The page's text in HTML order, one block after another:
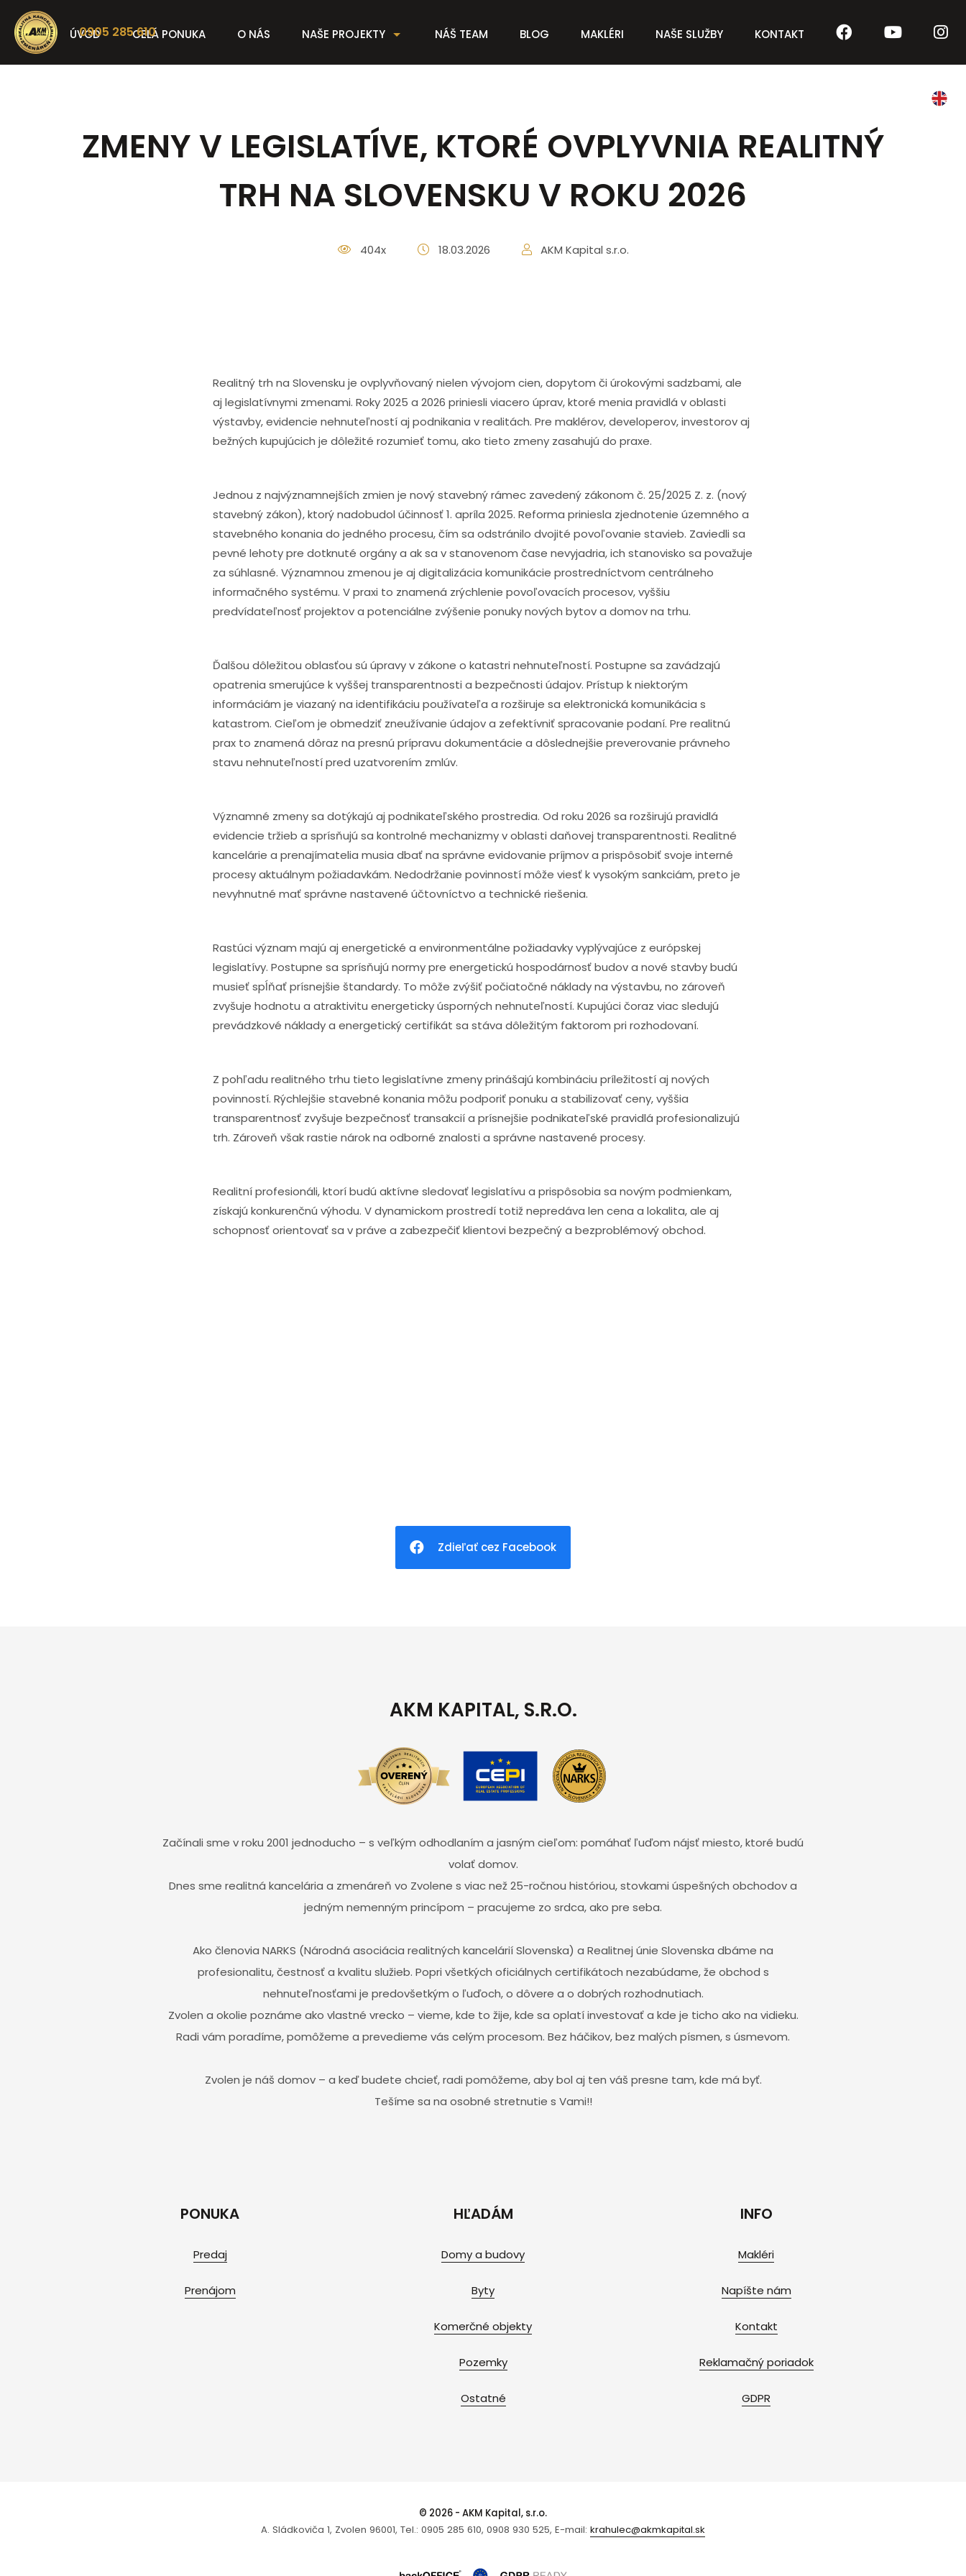
ÚVOD CELÁ PONUKA O NÁS NAŠE PROJEKTY NÁŠ TEAM BLOG MAKLÉRI NAŠE SLUŽBY KONTAKT
0905 285 610
ZMENY V LEGISLATÍVE, KTORÉ OVPLYVNIA REALITNÝ
TRH NA SLOVENSKU V ROKU 2026
404x 18.03.2026 AKM Kapital s.r.o.
Realitný trh na Slovensku je ovplyvňovaný nielen vývojom cien, dopytom či úrokovými sadzbami, ale
aj legislatívnymi zmenami. Roky 2025 a 2026 priniesli viacero úprav, ktoré menia pravidlá v oblasti
výstavby, evidencie nehnuteľností aj podnikania v realitách. Pre maklérov, developerov, investorov aj
bežných kupujúcich je dôležité rozumieť tomu, ako tieto zmeny zasahujú do praxe.
Jednou z najvýznamnejších zmien je nový stavebný rámec zavedený zákonom č. 25/2025 Z. z. (nový
stavebný zákon), ktorý nadobudol účinnosť 1. apríla 2025. Reforma priniesla zjednotenie územného a
stavebného konania do jedného procesu, čím sa odstránilo dvojité povoľovanie stavieb. Zaviedli sa
pevné lehoty pre dotknuté orgány a ak sa v stanovenom čase nevyjadria, ich stanovisko sa považuje
za súhlasné. Významnou zmenou je aj digitalizácia komunikácie prostredníctvom centrálneho
informačného systému. V praxi to znamená zrýchlenie povoľovacích procesov, vyššiu
predvídateľnosť projektov a potenciálne zvýšenie ponuky nových bytov a domov na trhu.
Ďalšou dôležitou oblasťou sú úpravy v zákone o katastri nehnuteľností. Postupne sa zavádzajú
opatrenia smerujúce k vyššej transparentnosti a bezpečnosti údajov. Prístup k niektorým
informáciám je viazaný na identifikáciu používateľa a rozširuje sa elektronická komunikácia s
katastrom. Cieľom je obmedziť zneužívanie údajov a zefektívniť spracovanie podaní. Pre realitnú
prax to znamená dôraz na presnú prípravu dokumentácie a dôslednejšie preverovanie právneho
stavu nehnuteľností pred uzatvorením zmlúv.
Významné zmeny sa dotýkajú aj podnikateľského prostredia. Od roku 2026 sa rozširujú pravidlá
evidencie tržieb a sprísňujú sa kontrolné mechanizmy v oblasti daňovej transparentnosti. Realitné
kancelárie a prenajímatelia musia dbať na správne evidovanie príjmov a prispôsobiť svoje interné
procesy aktuálnym požiadavkám. Nedodržanie povinností môže viesť k vysokým sankciám, preto je
nevyhnutné mať správne nastavené účtovníctvo a technické riešenia.
Rastúci význam majú aj energetické a environmentálne požiadavky vyplývajúce z európskej
legislatívy. Postupne sa sprísňujú normy pre energetickú hospodárnosť budov a nové stavby budú
musieť spĺňať prísnejšie štandardy. To môže zvýšiť počiatočné náklady na výstavbu, no zároveň
zvyšuje hodnotu a atraktivitu energeticky úsporných nehnuteľností. Kupujúci čoraz viac sledujú
prevádzkové náklady a energetický certifikát sa stáva dôležitým faktorom pri rozhodovaní.
Z pohľadu realitného trhu tieto legislatívne zmeny prinášajú kombináciu príležitostí aj nových
povinností. Rýchlejšie stavebné konania môžu podporiť ponuku a stabilizovať ceny, vyššia
transparentnosť zvyšuje bezpečnosť transakcií a prísnejšie podnikateľské pravidlá profesionalizujú
trh. Zároveň však rastie nárok na odborné znalosti a správne nastavené procesy.
Realitní profesionáli, ktorí budú aktívne sledovať legislatívu a prispôsobia sa novým podmienkam,
získajú konkurenčnú výhodu. V dynamickom prostredí totiž nepredáva len cena a lokalita, ale aj
schopnosť orientovať sa v práve a zabezpečiť klientovi bezpečný a bezproblémový obchod.
Zdieľať cez Facebook
AKM KAPITAL, S.R.O.
Začínali sme v roku 2001 jednoducho – s veľkým odhodlaním a jasným cieľom: pomáhať ľuďom nájsť miesto, ktoré budú
volať domov.
Dnes sme realitná kancelária a zmenáreň vo Zvolene s viac než 25-ročnou históriou, stovkami úspešných obchodov a
jedným nemenným princípom – pracujeme zo srdca, ako pre seba.
Ako členovia NARKS (Národná asociácia realitných kancelárií Slovenska) a Realitnej únie Slovenska dbáme na
profesionalitu, čestnosť a kvalitu služieb. Popri všetkých oficiálnych certifikátoch nezabúdame, že obchod s
nehnuteľnosťami je predovšetkým o ľuďoch, o dôvere a o dobrých rozhodnutiach.
Zvolen a okolie poznáme ako vlastné vrecko – vieme, kde to žije, kde sa oplatí investovať a kde je ticho ako na vidieku.
Radi vám poradíme, pomôžeme a prevedieme vás celým procesom. Bez háčikov, bez malých písmen, s úsmevom.
Zvolen je náš domov – a keď budete chcieť, radi pomôžeme, aby bol aj ten váš presne tam, kde má byť.
Tešíme sa na osobné stretnutie s Vami!!
PONUKA
Predaj
Prenájom
HĽADÁM
Domy a budovy
Byty
Komerčné objekty
Pozemky
Ostatné
INFO
Makléri
Napíšte nám
Kontakt
Reklamačný poriadok
GDPR
© 2026 - AKM Kapital, s.r.o.
A. Sládkoviča 1, Zvolen 96001, Tel.: 0905 285 610, 0908 930 525, E-mail: krahulec@akmkapital.sk